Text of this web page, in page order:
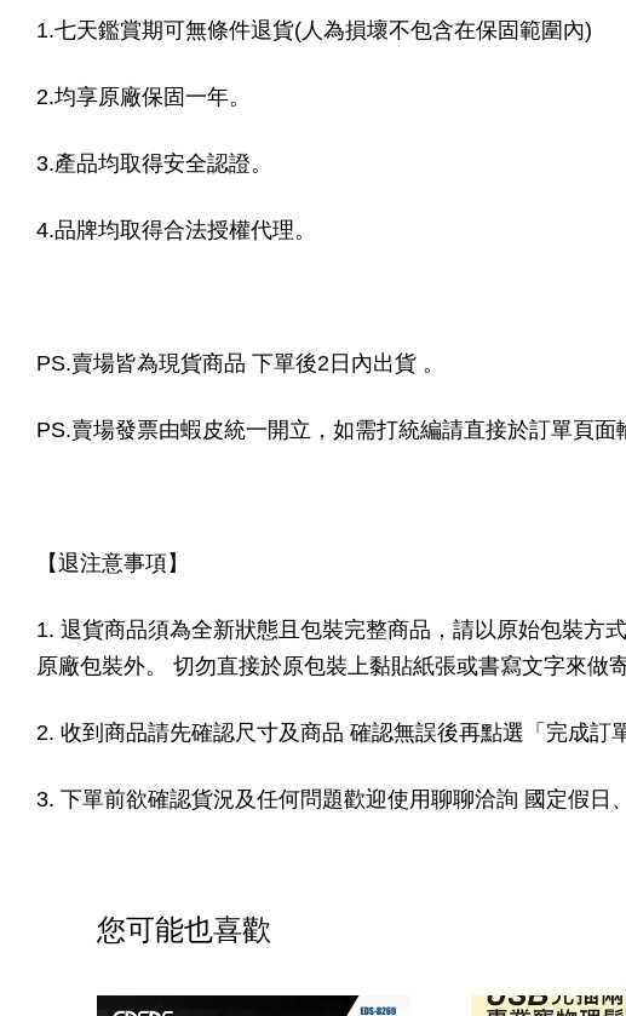
1.七天鑑賞期可無條件退貨(人為損壞不包含在保固範圍內)
2.均享原廠保固一年。
3.產品均取得安全認證。
4.品牌均取得合法授權代理。
PS.賣場皆為現貨商品 下單後2日內出貨 。
PS.賣場發票由蝦皮統一開立，如需打統編請直接於訂單頁面
【退注意事項】
1. 退貨商品須為全新狀態且包裝完整商品，請以原始包裝方
原廠包裝外。 切勿直接於原包裝上黏貼紙張或書寫文字來做寄
2. 收到商品請先確認尺寸及商品 確認無誤後再點選「完成訂
3. 下單前欲確認貨況及任何問題歡迎使用聊聊洽詢 國定假日
您可能也喜歡